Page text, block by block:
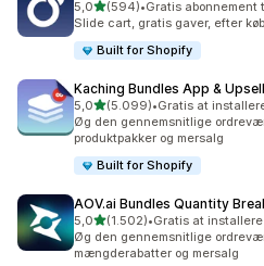
5,0ud af 5 stjerner
(594)
594 anmeldelser i alt
•Gratis
Slide cart, gratis gaver, efter
Built for Shopify
Kaching Bundles App &
5,0ud af 5 stjerner
(5.099)
5099 anmeldelser i alt
•Gratis at
Øg den gennemsnitlige
produktpakker og mersalg
Built for Shopify
AOV.ai Bundles Quantity
5,0ud af 5 stjerner
(1.502)
1502 anmeldelser i alt
•Gratis at installere
Øg den gennemsnitlige
mængderabatter og mersalg